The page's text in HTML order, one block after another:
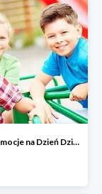
Wielkie Promocje na Dzień Dziecka w Urwis.pl do -35%